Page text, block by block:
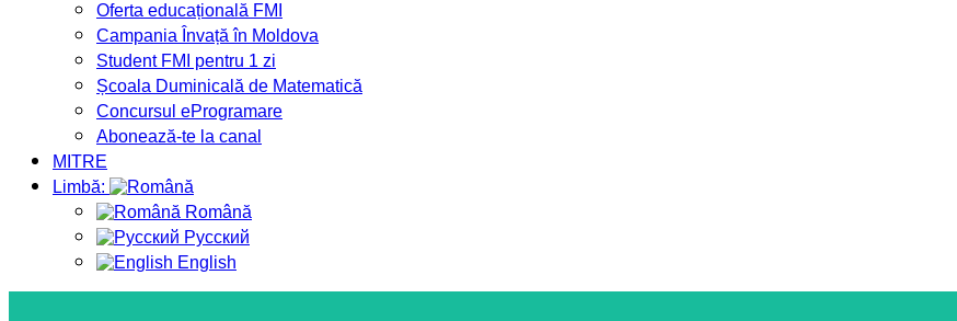
Oferta educațională FMI
Campania Învață în Moldova
Student FMI pentru 1 zi
Școala Duminicală de Matematică
Concursul eProgramare
Abonează-te la canal
MITRE
Limbă:
Română
Русский
English